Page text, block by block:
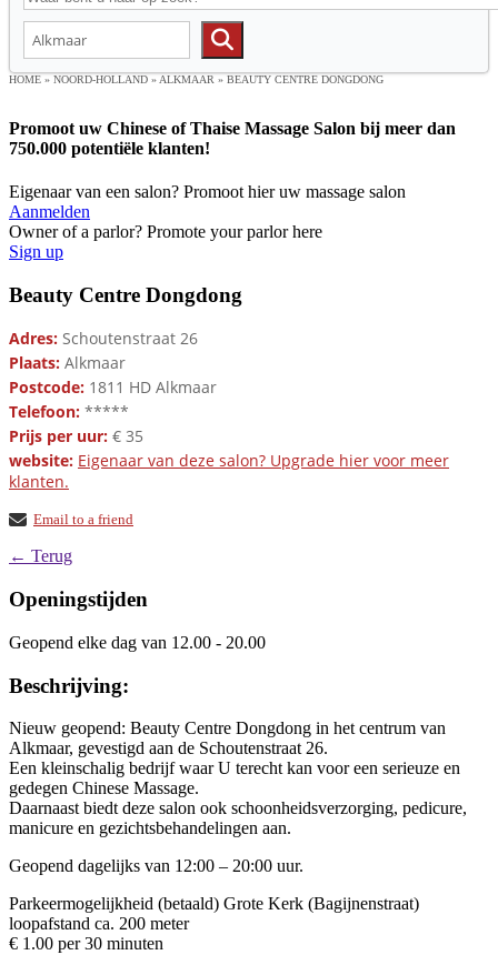
HOME » NOORD-HOLLAND »ALKMAAR » BEAUTY CENTRE DONGDONG
Promoot uw Chinese of Thaise Massage Salon bij meer dan
750.000 potentiële klanten!
Eigenaar van een salon? Promoot hier uw massage salon
Aanmelden
Owner of a parlor? Promote your parlor here
Sign up
Beauty Centre Dongdong
Adres: Schoutenstraat 26
Plaats: Alkmaar
Postcode: 1811 HD Alkmaar
Telefoon: *****
Prijs per uur: € 35
website: Eigenaar van deze salon? Upgrade hier voor meer
klanten.
Email to a friend
← Terug
Openingstijden
Geopend elke dag van 12.00 - 20.00
Beschrijving:
Nieuw geopend: Beauty Centre Dongdong in het centrum van
Alkmaar, gevestigd aan de Schoutenstraat 26.
Een kleinschalig bedrijf waar U terecht kan voor een serieuze en
gedegen Chinese Massage.
Daarnaast biedt deze salon ook schoonheidsverzorging, pedicure,
manicure en gezichtsbehandelingen aan.
Geopend dagelijks van 12:00 – 20:00 uur.
Parkeermogelijkheid (betaald) Grote Kerk (Bagijnenstraat)
loopafstand ca. 200 meter
€ 1.00 per 30 minuten